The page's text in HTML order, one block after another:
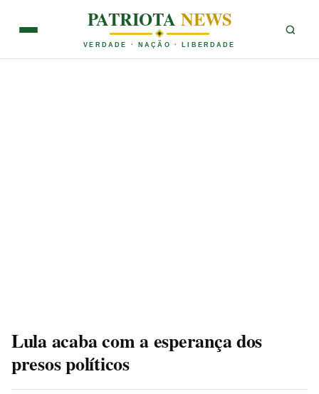
PATRIOTANEWS
VERDADE · NAÇÃO · LIBERDADE
Lula acaba com a esperança dos
presos políticos